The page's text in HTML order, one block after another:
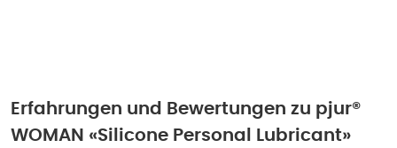
Erfahrungen und Bewertungen zu pjur®
WOMAN «Silicone Personal Lubricant»